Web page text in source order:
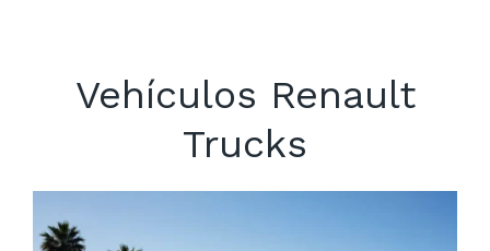
Vehículos Renault
Trucks